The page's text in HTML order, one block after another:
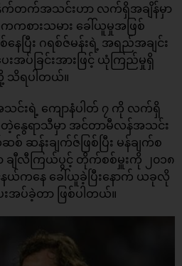
နိုက်တက်အသင်းဟာ လက်ရှိအချိန်မှာ
ကစားသမား ခေါ်ယူမှုအဖြစ်
ေပြီး ဂရစ်ဇ်မန်းရဲ့ အရည်အချင်း
းအပ်ခြင်းအားဖြင့် ယုံကြည်မှုရှိ
သိရပါတယ်။
းရဲ့ ကျောနံပါတ် ၇ ကို လက်ရှိ
နွေရာသီမှာ အင်တာမီလန်အသင်း
ဆန်းချက်ဇ်ဖြစ်ပြီး မန်ချက်စ
လီကြယ်ပွင့် တိုက်စစ်မှူးကို ၂၀၁၈
ယ်ကနေ ခေါ်ယူခဲ့ပြီးနောက် ယခုလို
ပ်ခဲ့တာ ဖြစ်ပါတယ်။